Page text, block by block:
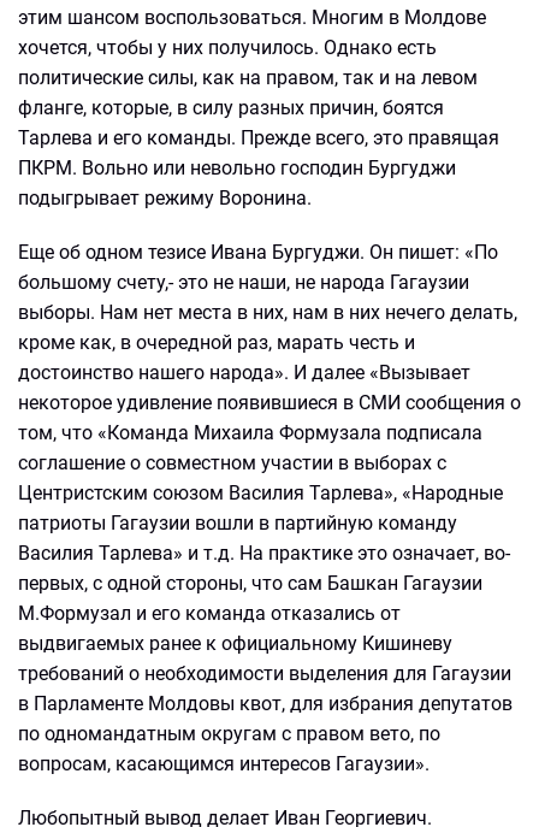
этим шансом воспользоваться. Многим в Молдове
хочется, чтобы у них получилось. Однако есть
политические силы, как на правом, так и на левом
фланге, которые, в силу разных причин, боятся
Тарлева и его команды. Прежде всего, это правящая
ПКРМ. Вольно или невольно господин Бургуджи
подыгрывает режиму Воронина.
Еще об одном тезисе Ивана Бургуджи. Он пишет: «По
большому счету,- это не наши, не народа Гагаузии
выборы. Нам нет места в них, нам в них нечего делать,
кроме как, в очередной раз, марать честь и
достоинство нашего народа». И далее «Вызывает
некоторое удивление появившиеся в СМИ сообщения о
том, что «Команда Михаила Формузала подписала
соглашение о совместном участии в выборах с
Центристским союзом Василия Тарлева», «Народные
патриоты Гагаузии вошли в партийную команду
Василия Тарлева» и т.д. На практике это означает, во-
первых, с одной стороны, что сам Башкан Гагаузии
М.Формузал и его команда отказались от
выдвигаемых ранее к официальному Кишиневу
требований о необходимости выделения для Гагаузии
в Парламенте Молдовы квот, для избрания депутатов
по одномандатным округам с правом вето, по
вопросам, касающимся интересов Гагаузии».
Любопытный вывод делает Иван Георгиевич.